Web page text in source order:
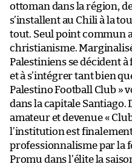
ottoman dans la région,
s’installent au Chili à la
tout. Seul point commun
christianisme.
Palestiniens se décident
et à s’intégrer tant bien
Palestino Football Club »
dans la capitale Santiago.
amateur et devenue «
l’institution est
professionnalisme par la
Promu dans l’élite la